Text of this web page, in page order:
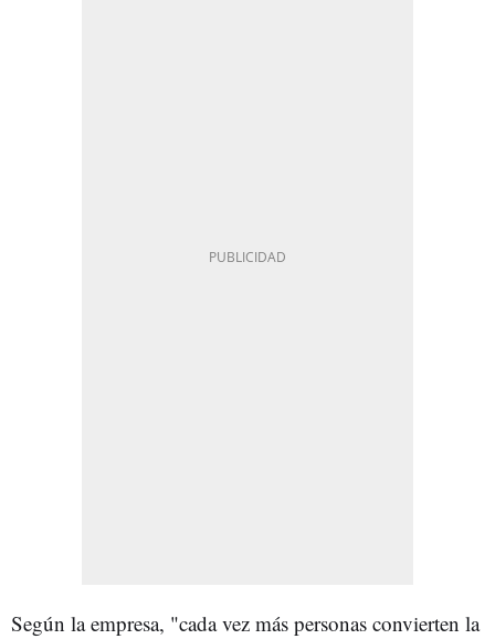
Según la empresa, "cada vez más personas convierten la